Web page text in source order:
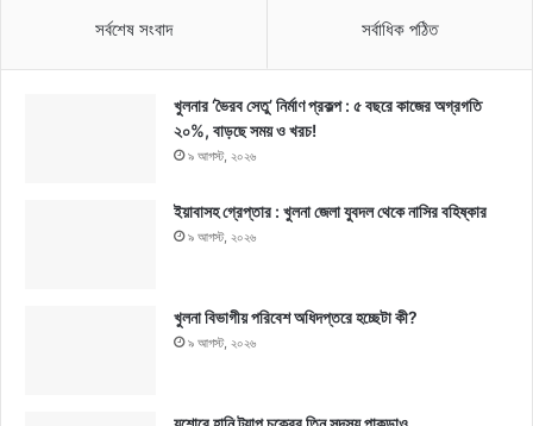
সর্বশেষ সংবাদ সর্বাধিক পঠিত
খুলনার ‘ভৈরব সেতু’ নির্মাণ প্রকল্প : ৫ বছরে কাজের অগ্রগতি
২০%, বাড়ছে সময় ও খরচ!
৯ আগস্ট, ২০২৬
ইয়াবাসহ গ্রেপ্তার : খুলনা জেলা যুবদল থেকে নাসির বহিষ্কার
৯ আগস্ট, ২০২৬
খুলনা বিভাগীয় পরিবেশ অধিদপ্তরে হচ্ছেটা কী?
৯ আগস্ট, ২০২৬